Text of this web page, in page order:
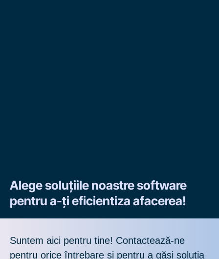
Alege soluțiile noastre software
pentru a-ți eficientiza afacerea!
Suntem aici pentru tine! Contactează-ne
pentru orice întrebare și pentru a găsi soluția